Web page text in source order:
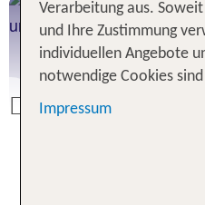
Previous
Kreta
z.B. 1 Woche ab
Verarbeitung aus.
und Ihre Zustimmung
individuellen Angebote
notwendige Cookies
Impressum